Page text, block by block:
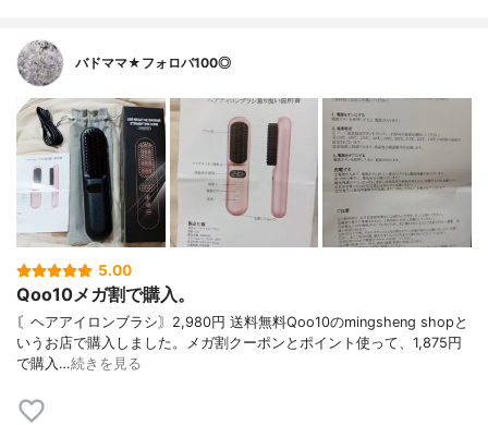
バドママ★フォロバ100◎
5.00
Qoo10メガ割で購入。
〘ヘアアイロンブラシ〙2,980円 送料無料Qoo10のmingsheng shopと
いうお店で購入しました。メガ割クーポンとポイント使って、1,875円
で購入…続きを見る